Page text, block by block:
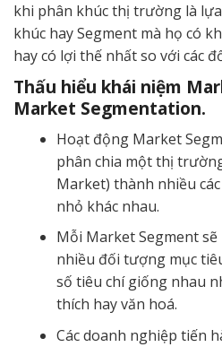
khi phân khúc thị trường là
khúc hay Segment mà họ có
hay có lợi thế nhất so với các
Thấu hiểu khái niệm
Market Segmentation.
Hoạt động Market
phân chia một thị
Market) thành nhiều
nhỏ khác nhau.
Mỗi Market Segment
nhiều đối tượng mục
số tiêu chí giống nhau
thích hay văn hoá.
Các doanh nghiệp tiến